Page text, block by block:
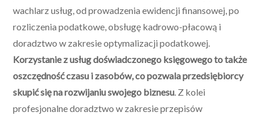
wachlarz usług, od prowadzenia ewidencji finansowej, po
rozliczenia podatkowe, obsługę kadrowo-płacową i
doradztwo w zakresie optymalizacji podatkowej.
Korzystanie z usług doświadczonego księgowego to także
oszczędność czasu i zasobów, co pozwala przedsiębiorcy
skupić się na rozwijaniu swojego biznesu . Z kolei
profesjonalne doradztwo w zakresie przepisów